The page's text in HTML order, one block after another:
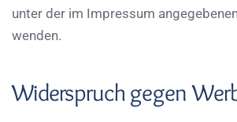
unter der im Impressum
wenden.
Widerspruch gegen